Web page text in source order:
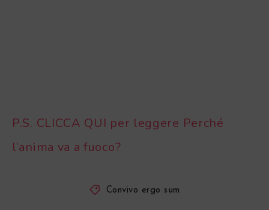
P.S. CLICCA QUI per leggere Perché
l’anima va a fuoco?
Convivo ergo sum